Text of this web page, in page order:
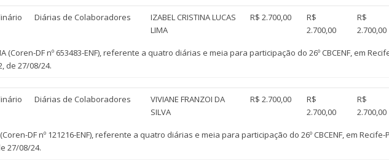
Diárias de Colaboradores
IZABEL CRISTINA LUCAS
LIMA
R$ 2.700,00
R$
2.700,00
R$
2.700,00
(Coren-DF nº 653483-ENF), referente a quatro diárias e meia para participação do 26º CBCENF, em
de 27/08/24.
Diárias de Colaboradores
VIVIANE FRANZOI DA
SILVA
R$ 2.700,00
R$
2.700,00
R$
2.700,00
DF nº 121216-ENF), referente a quatro diárias e meia para participação do 26º CBCENF, em
27/08/24.